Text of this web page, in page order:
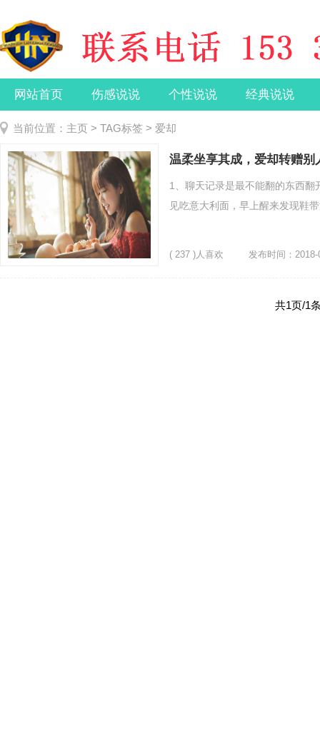
网站首页 伤感说说 个性说说 经典说说
当前位置： 主页 > TAG标签 > 爱却
温柔坐享其成，爱却转赠别
1、聊天记录是最不能翻的东西
见吃意大利面，早上醒来发现鞋
( 237 )人喜欢 发布时间：2018-
共1页/1